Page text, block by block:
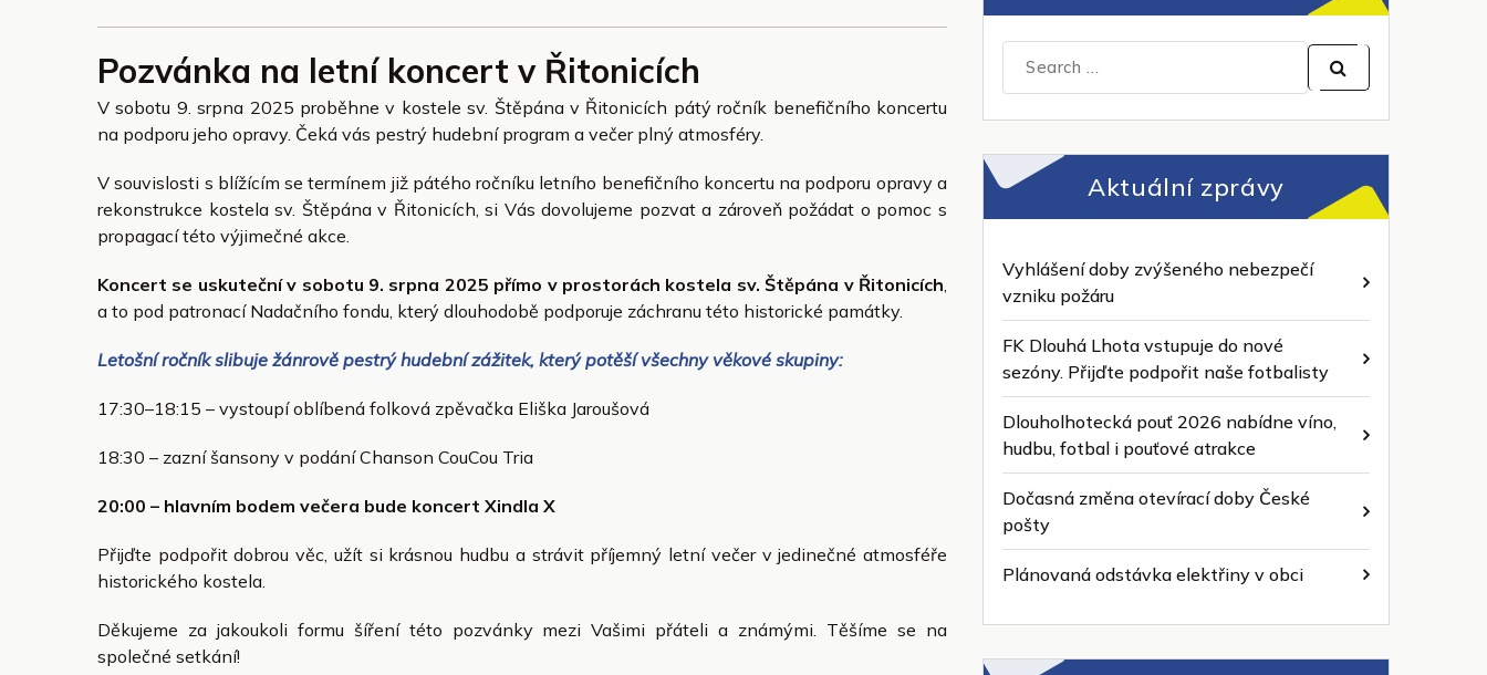
Pozvánka na letní koncert v Řitonicích
V sobotu 9. srpna 2025 proběhne v kostele sv. Štěpána v Řitonicích pátý ročník benefičního koncertu
na podporu jeho opravy. Čeká vás pestrý hudební program a večer plný atmosféry.
V souvislosti s blížícím se termínem již pátého ročníku letního benefičního koncertu na podporu opravy a
rekonstrukce kostela sv. Štěpána v Řitonicích, si Vás dovolujeme pozvat a zároveň požádat o pomoc s
propagací této výjimečné akce.
Koncert se uskuteční v sobotu 9. srpna 2025 přímo v prostorách kostela sv. Štěpána v Řitonicích,
a to pod patronací Nadačního fondu, který dlouhodobě podporuje záchranu této historické památky.
Letošní ročník slibuje žánrově pestrý hudební zážitek, který potěší všechny věkové skupiny:
17:30–18:15 – vystoupí oblíbená folková zpěvačka Eliška Jaroušová
18:30 – zazní šansony v podání Chanson CouCou Tria
20:00 – hlavním bodem večera bude koncert Xindla X
Přijďte podpořit dobrou věc, užít si krásnou hudbu a strávit příjemný letní večer v jedinečné atmosféře
historického kostela.
Děkujeme za jakoukoli formu šíření této pozvánky mezi Vašimi přáteli a známými. Těšíme se na
společné setkání!
Aktuální zprávy
Vyhlášení doby zvýšeného nebezpečí
vzniku požáru
FK Dlouhá Lhota vstupuje do nové
sezóny. Přijďte podpořit naše fotbalisty
Dlouholhotecká pouť 2026 nabídne víno,
hudbu, fotbal i pouťové atrakce
Dočasná změna otevírací doby České
pošty
Plánovaná odstávka elektřiny v obci